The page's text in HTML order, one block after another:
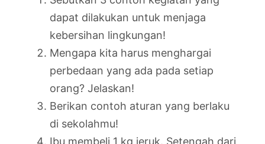
dapat dilakukan untuk menjaga
kebersihan lingkungan!
Mengapa kita harus menghargai
perbedaan yang ada pada setiap
orang? Jelaskan!
Berikan contoh aturan yang berlaku
di sekolahmu!
Ibu membeli 1 kg jeruk. Setengah dari